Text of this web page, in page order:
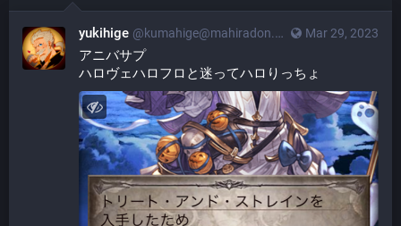
Mar 29, 2023
yukihige @kumahige@mahiradon.com
アニバサプ
ハロヴェハロフロと迷ってハロりっちょ